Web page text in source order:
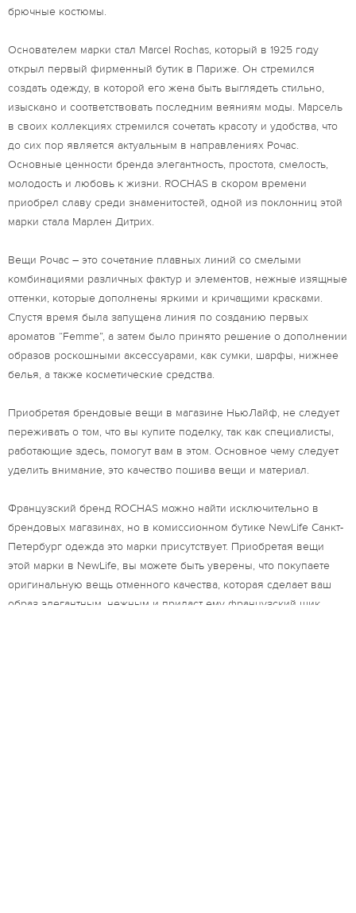
брючные костюмы.
Основателем марки стал Marcel Rochas, который в 1925 году
открыл первый фирменный бутик в Париже. Он стремился
создать одежду, в которой его жена быть выглядеть стильно,
изыскано и соответствовать последним веяниям моды. Марсель
в своих коллекциях стремился сочетать красоту и удобства, что
до сих пор является актуальным в направлениях Рочас.
Основные ценности бренда элегантность, простота, смелость,
молодость и любовь к жизни. ROCHAS в скором времени
приобрел славу среди знаменитостей, одной из поклонниц этой
марки стала Марлен Дитрих.
Вещи Рочас – это сочетание плавных линий со смелыми
комбинациями различных фактур и элементов, нежные изящные
оттенки, которые дополнены яркими и кричащими красками.
Спустя время была запущена линия по созданию первых
ароматов “Femme”, а затем было принято решение о дополнении
образов роскошными аксессуарами, как сумки, шарфы, нижнее
белья, а также косметические средства.
Приобретая брендовые вещи в магазине НьюЛайф, не следует
переживать о том, что вы купите поделку, так как специалисты,
работающие здесь, помогут вам в этом. Основное чему следует
уделить внимание, это качество пошива вещи и материал.
Французский бренд ROCHAS можно найти исключительно в
брендовых магазинах, но в комиссионном бутике NewLife Санкт-
Петербург одежда это марки присутствует. Приобретая вещи
этой марки в NewLife, вы можете быть уверены, что покупаете
оригинальную вещь отменного качества, которая сделает ваш
образ элегантным, нежным и придаст ему французский шик.